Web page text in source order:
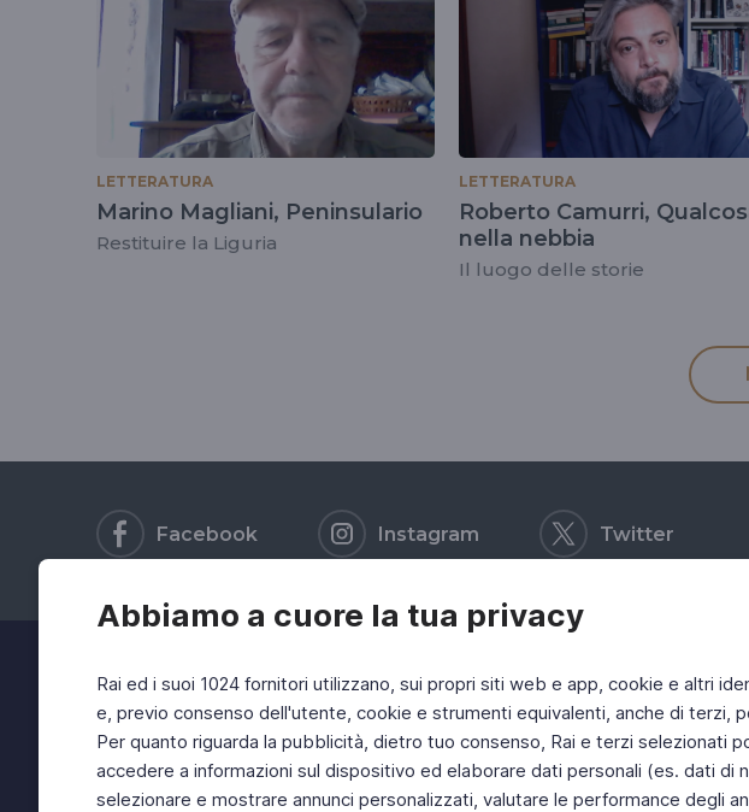
Abbiamo a cuore la tua privacy
Rai ed i suoi 1024 fornitori utilizzano, sui propri siti web e app, cookie e altri
e, previo consenso dell'utente, cookie e strumenti equivalenti, anche di terzi,
Per quanto riguarda la pubblicità, dietro tuo consenso, Rai e terzi selezionati
accedere a informazioni sul dispositivo ed elaborare dati personali (es. dati
selezionare e mostrare annunci personalizzati, valutare le performance degli
LETTERATURA
Marino Magliani, Peninsulario
Restituire la Liguria
LETTERATURA
Roberto Camurri,
nella nebbia
Il luogo delle storie
Facebook Instagram Twitter